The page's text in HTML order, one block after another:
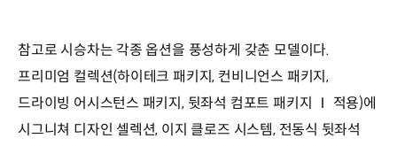
참고로 시승차는 각종 옵션을 풍성하게 갖춘 모델이다.
프리미엄 컬렉션(하이테크 패키지, 컨비니언스 패키지,
드라이빙 어시스턴스 패키지, 뒷좌석 컴포트 패키지 Ⅰ 적용)에
시그니쳐 디자인 셀렉션, 이지 클로즈 시스템, 전동식 뒷좌석